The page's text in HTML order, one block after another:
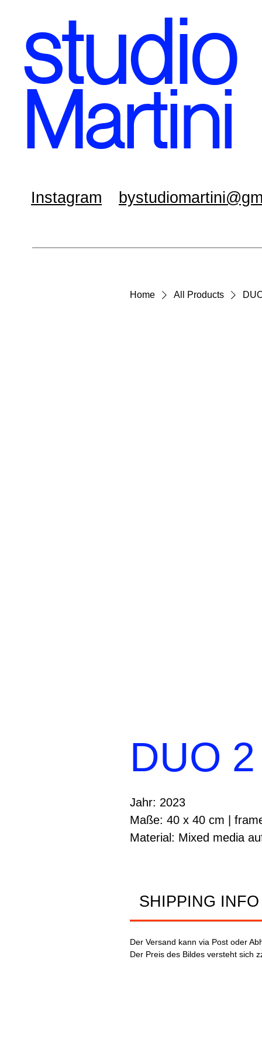
Martini
studio
Instagram
Home All Products
DUO 2
Jahr: 2023
Maße: 40 x 40 cm |
Material: Mixed media
SHIPPING INFO
Der Versand kann via Post oder
Der Preis des Bildes versteht sich